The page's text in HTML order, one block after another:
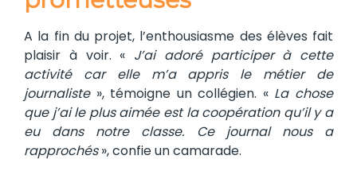
A la fin du projet, l’enthousiasme des élèves fait
plaisir à voir. « J’ai adoré participer à cette
activité car elle m’a appris le métier de
journaliste», témoigne un collégien. « La chose
que j’ai le plus aimée est la coopération qu’il y a
eu dans notre classe. Ce journal nous a
rapprochés», confie un camarade.